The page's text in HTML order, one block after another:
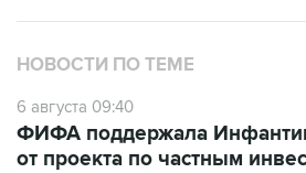
НОВОСТИ ПО ТЕМЕ
6 августа 09:40
ФИФА поддержала
от проекта по частным